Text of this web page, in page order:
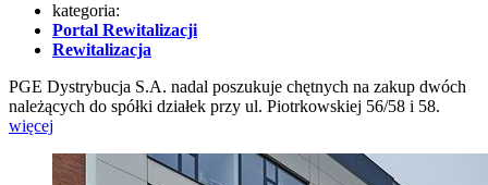
kategoria:
Portal Rewitalizacji
Rewitalizacja
PGE Dystrybucja S.A. nadal poszukuje chętnych na zakup dwóch
należących do spółki działek przy ul. Piotrkowskiej 56/58 i 58.
więcej